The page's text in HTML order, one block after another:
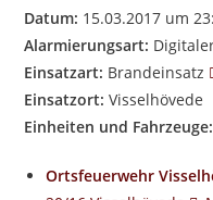
Datum: 15.03.2017 um
Alarmierungsart:
Einsatzart: Brandeinsatz
Einsatzort: Visselhövede
Einheiten und Fahrzeuge:
Ortsfeuerwehr